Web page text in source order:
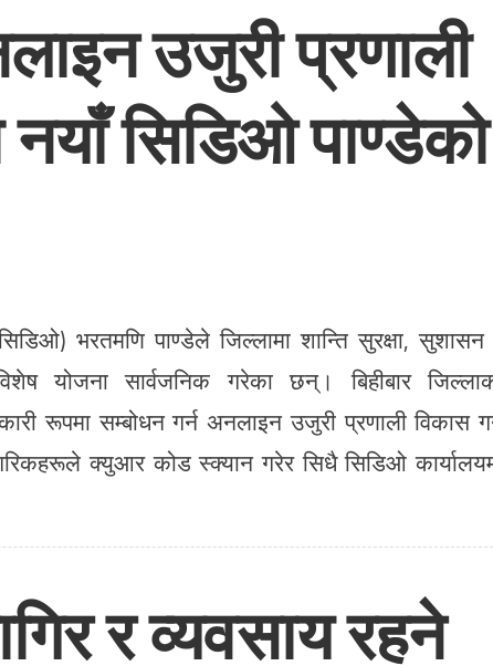
उजुरी प्रणाली
सिडिओ पाण्डेको
भरतमणि पाण्डेले जिल्लामा शान्ति सुरक्षा, सुशासन
योजना सार्वजनिक गरेका छन्। बिहीबार
रूपमा सम्बोधन गर्न अनलाइन उजुरी प्रणाली विकास
क्युआर कोड स्क्यान गरेर सिधै सिडिओ
र व्यवसाय रहने